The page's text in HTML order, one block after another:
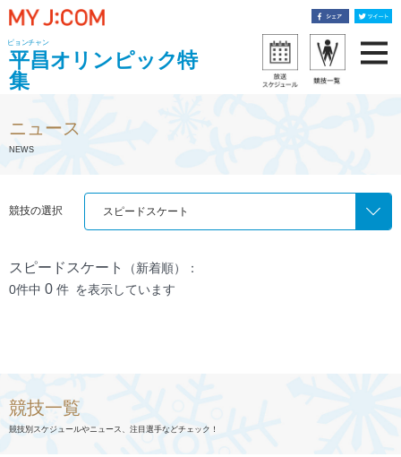
ピョンチャン
平昌オリンピック特
集
ニュース
NEWS
競技の選択 スピードスケート
スピードスケート
（新着順）：
0件中 0 件 を表示しています
競技一覧
競技別スケジュールやニュース、注目選手などチェック！